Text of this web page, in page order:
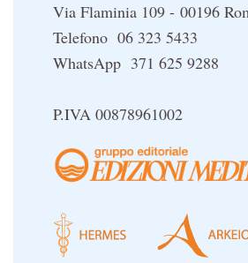
Via Flaminia 109 - 00196
Telefono 06 323 5433
WhatsApp 371 625 9288
P.IVA 00878961002